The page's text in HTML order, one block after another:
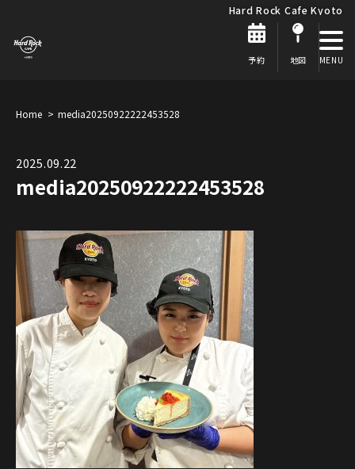
Hard Rock Cafe Kyoto
予約 地図
Home media20250922222453528
2025.09.22
media20250922222453528